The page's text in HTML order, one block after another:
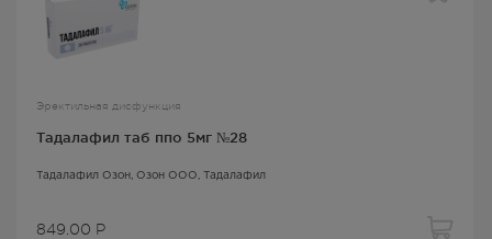
Эректильная дисфункция
Тадалафил таб ппо 5мг №28
Тадалафил Озон , Озон ООО, Тадалафил
849.00 Р